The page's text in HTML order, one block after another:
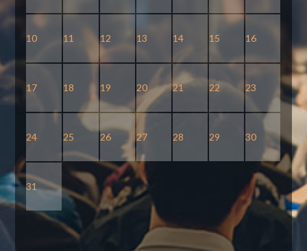
10 11 12 13 14 15 16
17 18 19 20 21 22 23
24 25 26 27 28 29 30
31